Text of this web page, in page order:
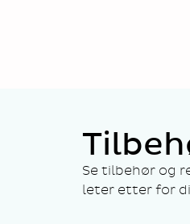
Se tilbehør og
leter etter for